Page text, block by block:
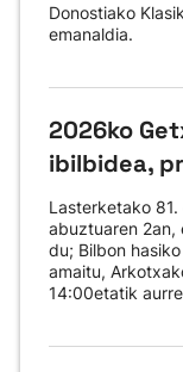
Donostiako
emanaldia.
2026ko
ibilbidea,
Lasterketako
abuztuaren 2an,
du; Bilbon
amaitu,
14:00etatik